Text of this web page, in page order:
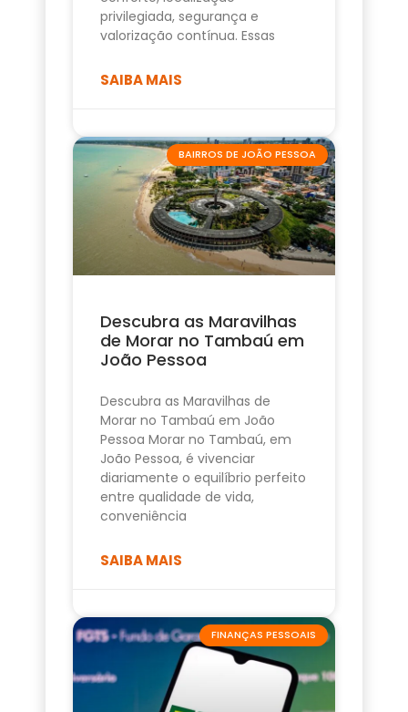
privilegiada, segurança e
valorização contínua. Essas
SAIBA MAIS
BAIRROS DE JOÃO PESSOA
Descubra as Maravilhas
de Morar no Tambaú em
João Pessoa
Descubra as Maravilhas de
Morar no Tambaú em João
Pessoa Morar no Tambaú, em
João Pessoa, é vivenciar
diariamente o equilíbrio perfeito
entre qualidade de vida,
conveniência
SAIBA MAIS
FINANÇAS PESSOAIS